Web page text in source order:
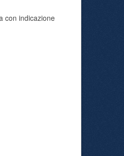
con indicazione